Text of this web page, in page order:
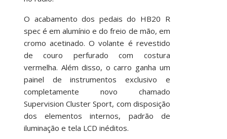
O acabamento dos pedais do HB20 R
spec é em alumínio e do freio de mão, em
cromo acetinado. O volante é revestido
de couro perfurado com costura
vermelha. Além disso, o carro ganha um
painel de instrumentos exclusivo e
completamente novo chamado
Supervision Cluster Sport, com disposição
dos elementos internos, padrão de
iluminação e tela LCD inéditos.